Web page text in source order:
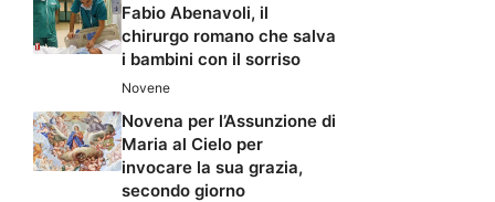
Fabio Abenavoli, il
chirurgo romano che salva
i bambini con il sorriso
Novene
Novena per l’Assunzione di
Maria al Cielo per
invocare la sua grazia,
secondo giorno